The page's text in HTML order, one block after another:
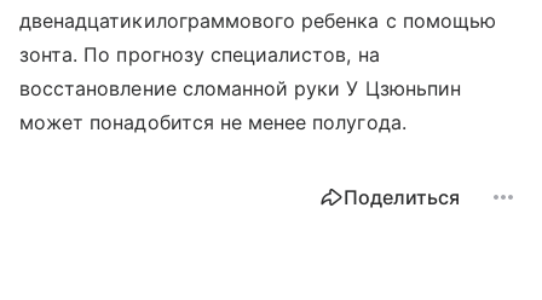
двенадцатикилограммового ребенка с помощью
зонта. По прогнозу специалистов, на
восстановление сломанной руки У Цзюньпин
может понадобится не менее полугода.
Поделиться